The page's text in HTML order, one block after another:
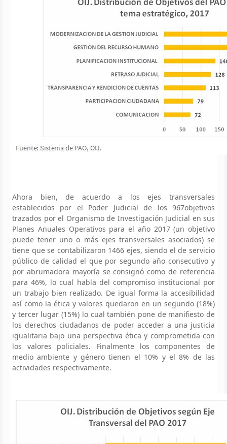
Ahora bien, de acuerdo a los ejes transversales
establecidos por el Poder Judicial de los 967objetivos
trazados por el Organismo de Investigación Judicial en sus
Planes Anuales Operativos para el año 2017 (un objetivo
puede tener uno o más ejes transversales asociados) se
tiene que se contabilizaron 1466 ejes, siendo el de servicio
público de calidad el que por segundo año consecutivo y
por abrumadora mayoría se consignó como de referencia
para 46%, lo cual habla del compromiso institucional por
un trabajo bien realizado. De igual forma la accesibilidad
así como la ética y valores quedaron en un segundo (18%)
y tercer lugar (15%) lo cual también pone de manifiesto de
los derechos ciudadanos de poder acceder a una justicia
igualitaria bajo una perspectiva ética y comprometida con
los valores policiales. Finalmente los componentes de
medio ambiente y género tienen el 10% y el 8% de las
actividades respectivamente.